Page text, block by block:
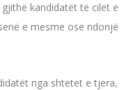
kandidatët të cilët e
e mesme ose ndonjë
nga shtetet e tjera,